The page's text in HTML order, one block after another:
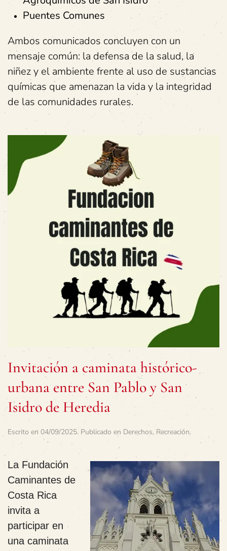
Puentes Comunes
Ambos comunicados concluyen con un
mensaje común: la defensa de la salud, la
niñez y el ambiente frente al uso de sustancias
químicas que amenazan la vida y la integridad
de las comunidades rurales.
Invitación a caminata histórico-
urbana entre San Pablo y San
Isidro de Heredia
Escrito en 04/09/2025. Publicado en Derechos, Recreación.
La Fundación
Caminantes de
Costa Rica
invita a
participar en
una caminata